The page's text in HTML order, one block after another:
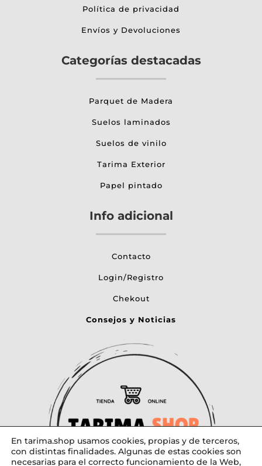
Política de privacidad
Envíos y Devoluciones
Categorías destacadas
Parquet de Madera
Suelos laminados
Suelos de vinilo
Tarima Exterior
Papel pintado
Info adicional
Contacto
Login/Registro
Chekout
Consejos y Noticias
En tarima.shop usamos cookies, propias y de terceros,
con distintas finalidades. Algunas de estas cookies son
necesarias para el correcto funcionamiento de la Web,